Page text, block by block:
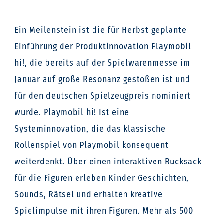
Ein Meilenstein ist die für Herbst geplante
Einführung der Produktinnovation Playmobil
hi!, die bereits auf der Spielwarenmesse im
Januar auf große Resonanz gestoßen ist und
für den deutschen Spielzeugpreis nominiert
wurde. Playmobil hi! Ist eine
Systeminnovation, die das klassische
Rollenspiel von Playmobil konsequent
weiterdenkt. Über einen interaktiven Rucksack
für die Figuren erleben Kinder Geschichten,
Sounds, Rätsel und erhalten kreative
Spielimpulse mit ihren Figuren. Mehr als 500